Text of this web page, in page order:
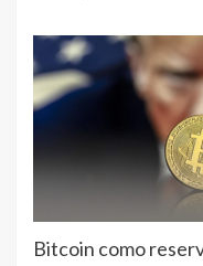
Bitcoin como